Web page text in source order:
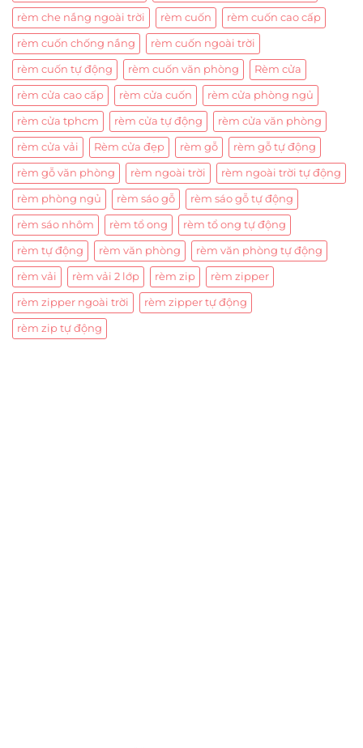
rèm che nắng ngoài trời rèm cuốn rèm cuốn cao cấp
rèm cuốn chống nắng rèm cuốn ngoài trời
rèm cuốn tự động rèm cuốn văn phòng Rèm cửa
rèm cửa cao cấp rèm cửa cuốn rèm cửa phòng ngủ
rèm cửa tphcm rèm cửa tự động rèm cửa văn phòng
rèm cửa vải Rèm cửa đẹp rèm gỗ rèm gỗ tự động
rèm gỗ văn phòng rèm ngoài trời rèm ngoài trời tự động
rèm phòng ngủ rèm sáo gỗ rèm sáo gỗ tự động
rèm sáo nhôm rèm tổ ong rèm tổ ong tự động
rèm tự động rèm văn phòng rèm văn phòng tự động
rèm vải rèm vải 2 lớp rèm zip rèm zipper
rèm zipper ngoài trời rèm zipper tự động
rèm zip tự động